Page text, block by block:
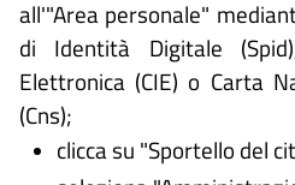
all'"Area personale"
di Identità Digitale (
Elettronica (CIE) o Carta
(Cns);
clicca su "Sportello del